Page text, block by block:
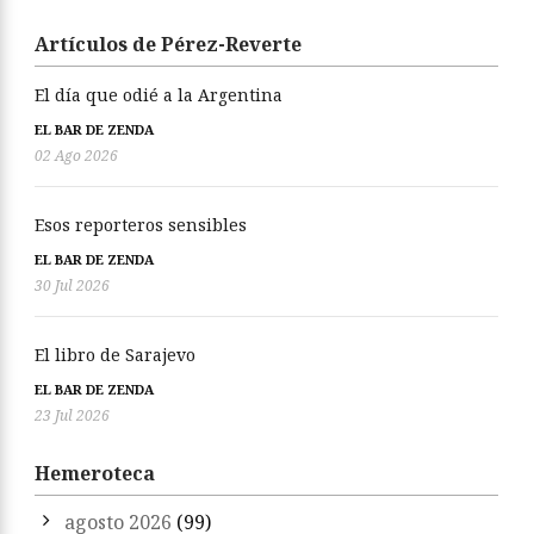
Artículos de Pérez-Reverte
El día que odié a la Argentina
EL BAR DE ZENDA
02 Ago 2026
Esos reporteros sensibles
EL BAR DE ZENDA
30 Jul 2026
El libro de Sarajevo
EL BAR DE ZENDA
23 Jul 2026
Hemeroteca
agosto 2026 (99)